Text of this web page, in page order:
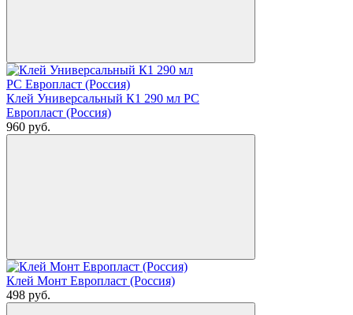
Клей Универсальный К1 290 мл РС
Европласт (Россия)
960 руб.
Клей Монт Европласт (Россия)
498 руб.